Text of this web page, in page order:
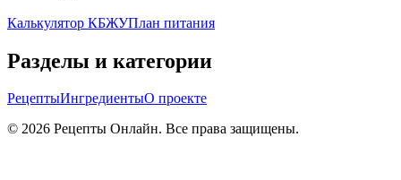
Калькулятор КБЖУПлан питания
Разделы и категории
РецептыИнгредиентыО проекте
© 2026 Рецепты Онлайн. Все права защищены.